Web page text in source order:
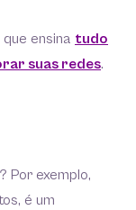
ensina tudo
suas redes.
Por exemplo,
é um